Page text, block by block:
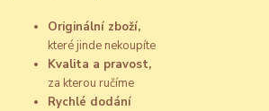
Originální zboží,
které jinde nekoupíte
Kvalita a pravost,
za kterou ručíme
Rychlé dodání